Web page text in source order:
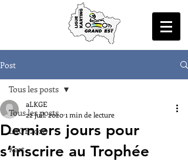
Post
Tous les posts
LKGE2020
Kart
Tous les posts
Derniers jours pour
s’inscrire au Trophée
aLKGE
22 juil. 20201 min de lecture